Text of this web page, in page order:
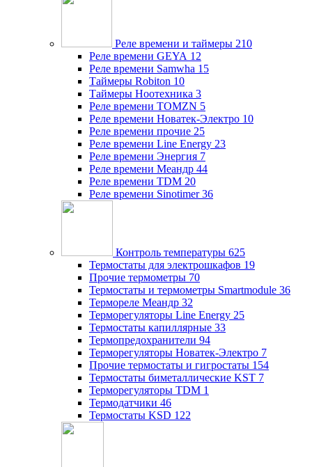
Реле времени и таймеры 210
Реле времени GEYA 12
Реле времени Samwha 15
Таймеры Robiton 10
Таймеры Ноотехника 3
Реле времени TOMZN 5
Реле времени Новатек-Электро 10
Реле времени прочие 25
Реле времени Line Energy 23
Реле времени Энергия 7
Реле времени Меандр 44
Реле времени TDM 20
Реле времени Sinotimer 36
Контроль температуры 625
Термостаты для электрошкафов 19
Прочие термометры 70
Термостаты и термометры Smartmodule 36
Термореле Меандр 32
Терморегуляторы Line Energy 25
Термостаты капиллярные 33
Термопредохранители 94
Терморегуляторы Новатек-Электро 7
Прочие термостаты и гигростаты 154
Термостаты биметаллические KST 7
Терморегуляторы TDM 1
Термодатчики 46
Термостаты KSD 122